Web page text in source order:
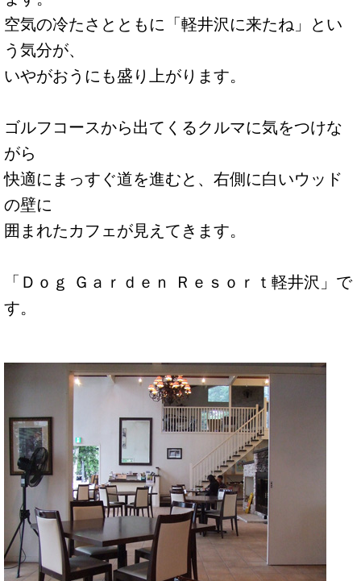
空気の冷たさとともに「軽井沢に来たね」とい
う気分が、
いやがおうにも盛り上がります。
ゴルフコースから出てくるクルマに気をつけな
がら
快適にまっすぐ道を進むと、右側に白いウッド
の壁に
囲まれたカフェが見えてきます。
「Ｄｏｇ Ｇａｒｄｅｎ Ｒｅｓｏｒｔ軽井沢」で
す。